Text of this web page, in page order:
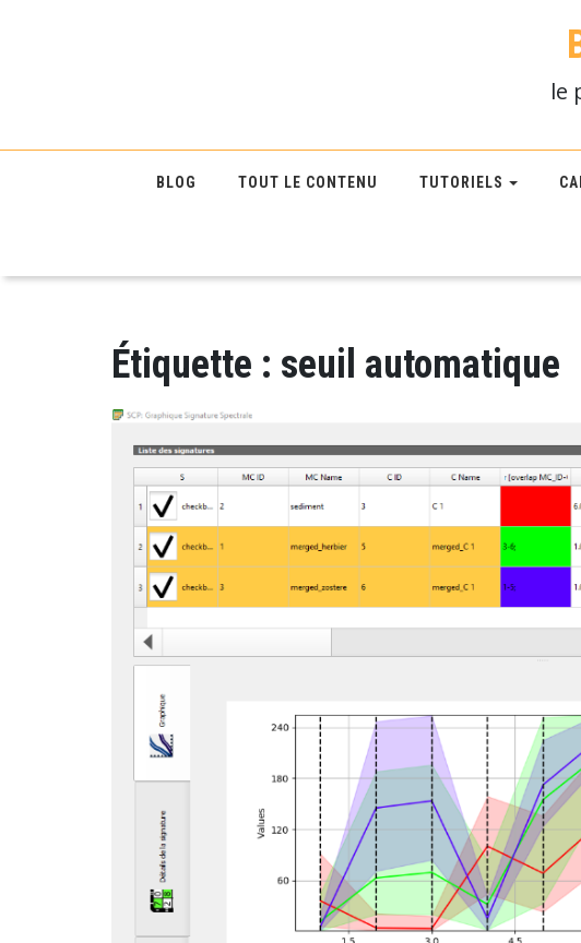
le
BLOG TOUT LE CONTENU TUTORIELS
Étiquette : seuil automatique